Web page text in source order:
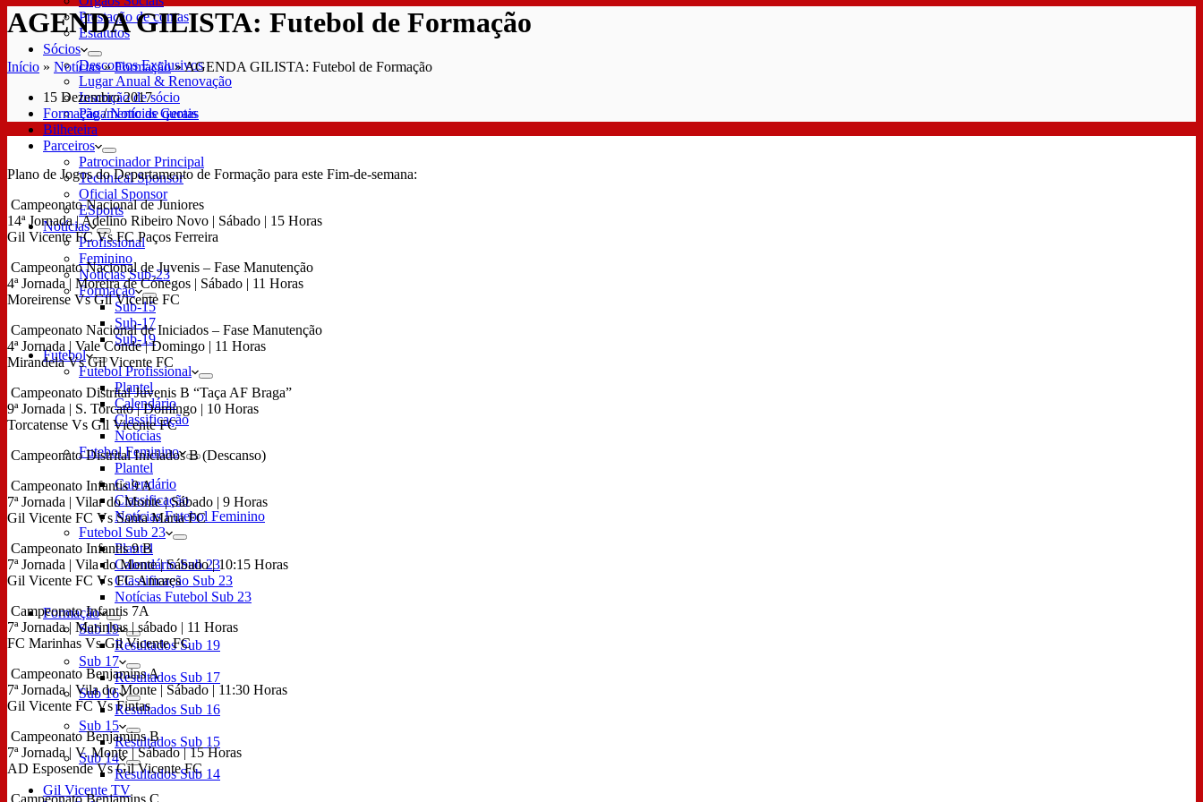
Prestação de contas
Estatutos
Sócios
Descontos Exclusivos
Lugar Anual & Renovação
Inscrição de sócio
Pagamento de quotas
Bilheteira
Parceiros
Patrocinador Principal
Technical Sponsor
Oficial Sponsor
ESports
Notícias
Profissional
Feminino
Notícias Sub-23
Formação
Sub-15
Sub-17
Sub-19
Futebol
Futebol Profissional
Plantel
Calendário
Classificação
Notícias
Futebol Feminino
Plantel
Calendário
Classificação
Notícias Futebol Feminino
Futebol Sub 23
Plantel
Calendário Sub 23
Classificação Sub 23
Notícias Futebol Sub 23
Formação
Sub 19
Resultados Sub 19
Sub 17
Resultados Sub 17
Sub 16
Resultados Sub 16
Sub 15
Resultados Sub 15
Sub 14
Resultados Sub 14
Gil Vicente TV
AGENDA GILISTA: Futebol de Formação
Início » Notícias»Formação»AGENDA GILISTA: Futebol de Formação
15 Dezembro 2017
Formação/Notícias Gerais
Plano de Jogos do Departamento de Formação para este Fim-de-semana:
Campeonato Nacional de Juniores
14ª Jornada | Adelino Ribeiro Novo | Sábado | 15 Horas
Gil Vicente FC Vs FC Paços Ferreira
Campeonato Nacional de Juvenis – Fase Manutenção
4ª Jornada | Moreira de Cónegos | Sábado | 11 Horas
Moreirense Vs Gil Vicente FC
Campeonato Nacional de Iniciados – Fase Manutenção
4ª Jornada | Vale Conde | Domingo | 11 Horas
Mirandela Vs Gil Vicente FC
Campeonato Distrital Juvenis B “Taça AF Braga”
9ª Jornada | S. Torcato | Domingo | 10 Horas
Torcatense Vs Gil Vicente FC
Campeonato Distrital Iniciados B (Descanso)
Campeonato Infantis 9 A
7ª Jornada | Vilar do Monte | Sábado | 9 Horas
Gil Vicente FC Vs Santa Maria FC
Campeonato Infantis 9 B
7ª Jornada | Vila do Monte | Sábado | 10:15 Horas
Gil Vicente FC Vs FC Amares
Campeonato Infantis 7A
7ª Jornada | Marinhas | sábado | 11 Horas
FC Marinhas Vs Gil Vicente FC
Campeonato Benjamins A
7ª Jornada | Vila do Monte | Sábado | 11:30 Horas
Gil Vicente FC Vs Fintas
Campeonato Benjamins B
7ª Jornada | V. Monte | Sábado | 15 Horas
AD Esposende Vs Gil Vicente FC
Campeonato Benjamins C